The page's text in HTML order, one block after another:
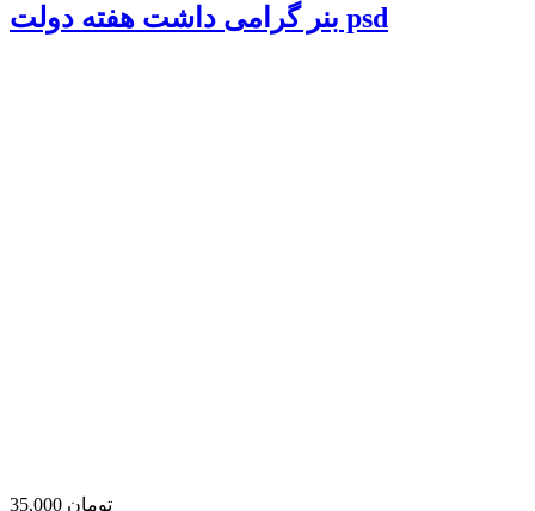
بنر گرامی داشت هفته دولت psd
35,000 تومان